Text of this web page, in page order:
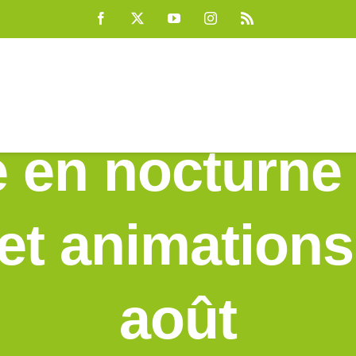
Facebook YouTubeInstagram
en nocturne
août